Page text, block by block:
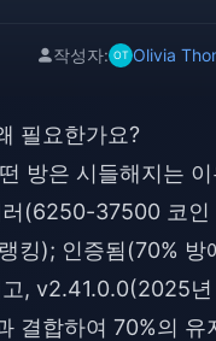
며, '나' 탭에서 모
작성자: Olivia
필요한가요?
방은 시들해지는
(6250-37500 코
킹); 인증됨(70%
, v2.41.0.0(2025
결합하여 70%의